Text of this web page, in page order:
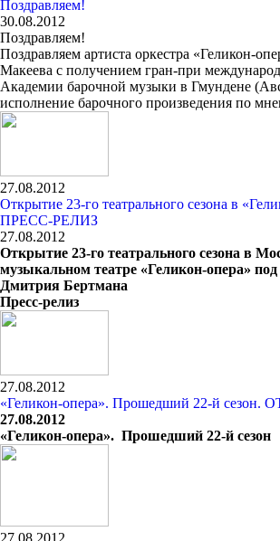
Поздравляем!
30.08.2012
Поздравляем!
Поздравляем артиста оркестра «Геликон-
Макеева с получением гран-при
Академии барочной музыки в Гмундене
исполнение барочного произведения по
27.08.2012
Открытие 23-го театрального сезона в
ПРЕСС-РЕЛИЗ
27.08.2012
Открытие 23-го театрального сезона в
музыкальном театре «Геликон-опера»
Дмитрия Бертмана
Пресс-релиз
27.08.2012
«Геликон-опера». Прошедший 22-й сезон.
27.08.2012
«Геликон-опера». Прошедший 22-й сезон
27.08.2012